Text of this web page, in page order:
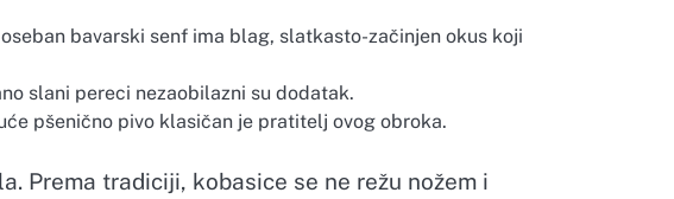
bavarski senf ima blag, slatkasto-začinjen okus koji
slani pereci nezaobilazni su dodatak.
pšenično pivo klasičan je pratitelj ovog obroka.
Prema tradiciji, kobasice se ne režu nožem i